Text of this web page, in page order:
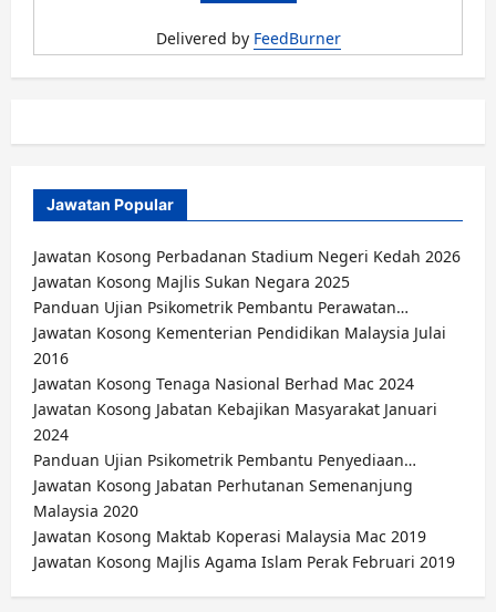
Delivered by FeedBurner
Jawatan Popular
Jawatan Kosong Perbadanan Stadium Negeri Kedah 2026
Jawatan Kosong Majlis Sukan Negara 2025
Panduan Ujian Psikometrik Pembantu Perawatan…
Jawatan Kosong Kementerian Pendidikan Malaysia Julai
2016
Jawatan Kosong Tenaga Nasional Berhad Mac 2024
Jawatan Kosong Jabatan Kebajikan Masyarakat Januari
2024
Panduan Ujian Psikometrik Pembantu Penyediaan…
Jawatan Kosong Jabatan Perhutanan Semenanjung
Malaysia 2020
Jawatan Kosong Maktab Koperasi Malaysia Mac 2019
Jawatan Kosong Majlis Agama Islam Perak Februari 2019